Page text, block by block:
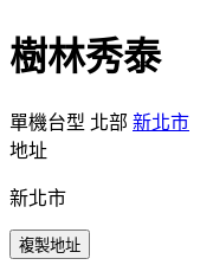
樹林秀泰
單機台型 北部 新北市
地址
新北市
複製地址